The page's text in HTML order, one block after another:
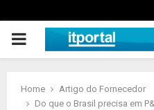
PRIMARY
Home
Artigo do Fornecedor
Do que o Brasil precisa em